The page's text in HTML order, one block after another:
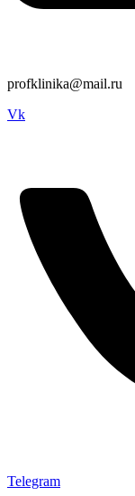
profklinika@mail.ru
Vk
Telegram